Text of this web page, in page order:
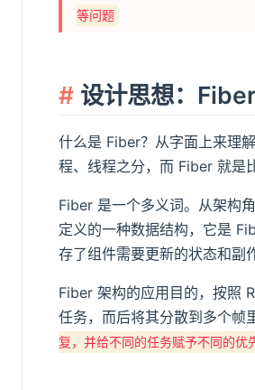
等问题
设计思想：
什么是 Fiber？从字面上来理
程、线程之分，而 Fiber 就是
Fiber 是一个多义词。从架构
定义的一种数据结构，它是
存了组件需要更新的状态和副
Fiber 架构的应用目的，按照
任务，而后将其分散到多个帧
复，并给不同的任务赋予不同的优